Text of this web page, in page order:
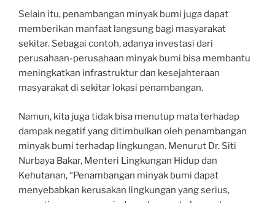
Selain itu, penambangan minyak bumi juga dapat
memberikan manfaat langsung bagi masyarakat
sekitar. Sebagai contoh, adanya investasi dari
perusahaan-perusahaan minyak bumi bisa membantu
meningkatkan infrastruktur dan kesejahteraan
masyarakat di sekitar lokasi penambangan.
Namun, kita juga tidak bisa menutup mata terhadap
dampak negatif yang ditimbulkan oleh penambangan
minyak bumi terhadap lingkungan. Menurut Dr. Siti
Nurbaya Bakar, Menteri Lingkungan Hidup dan
Kehutanan, “Penambangan minyak bumi dapat
menyebabkan kerusakan lingkungan yang serius,